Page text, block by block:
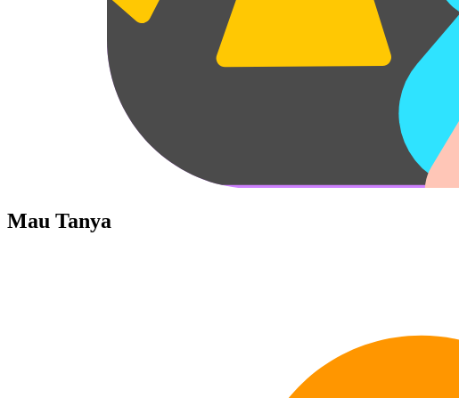
Mau Tanya